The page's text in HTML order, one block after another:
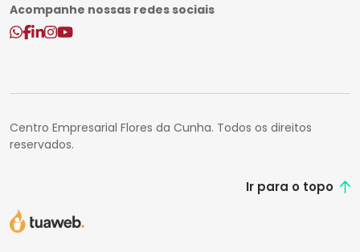
Acompanhe nossas redes sociais
Centro Empresarial Flores da Cunha. Todos os direitos
reservados.
Ir para o topo